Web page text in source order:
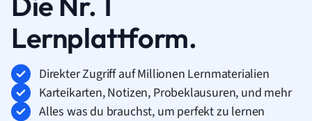
Lernplattform.
Direkter Zugriff auf Millionen Lernmaterialien
Karteikarten, Notizen, Probeklausuren, und mehr
Alles was du brauchst, um perfekt zu lernen